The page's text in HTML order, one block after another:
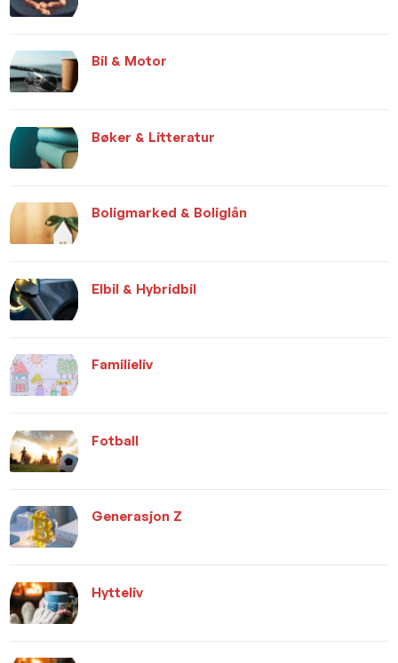
Bil & Motor
Bøker & Litteratur
Boligmarked & Boliglån
Elbil & Hybridbil
Familieliv
Fotball
Generasjon Z
Hytteliv